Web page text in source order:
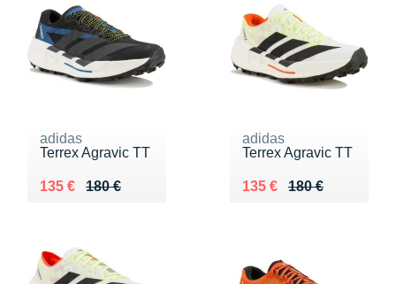
adidas
Terrex Agravic TT
180 €
Au lieu de 180 €
135 €
Vendu 135 €
adidas
Terrex Agravic TT
180 €
Au lieu de 180 €
135 €
Vendu 135 €